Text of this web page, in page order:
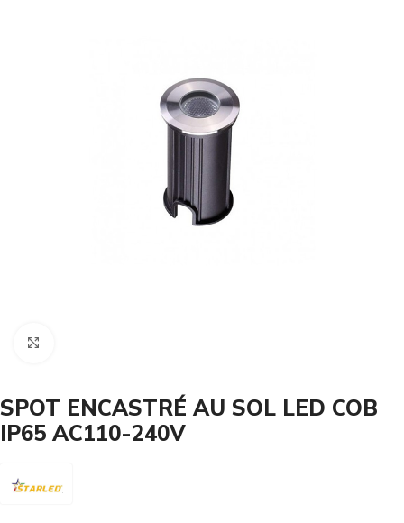
SPOT ENCASTRÉ AU SOL LED COB
IP65 AC110-240V